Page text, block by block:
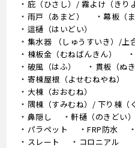
庇（ひさし）/ 霧よけ（きり
雨戸（あまど）
幕板（
這樋（はいどい）
集水器 （しゅうすいき）/上
棟板金（むねばんきん）
破風（はふ）
貫板（ぬき
寄棟屋根（よせむねやね）
大棟（おおむね）
隅棟（すみむね）/ 下り棟（
鼻隠し
軒樋（のきどい）
パラペット
FRP防水
スレート
コロニアル